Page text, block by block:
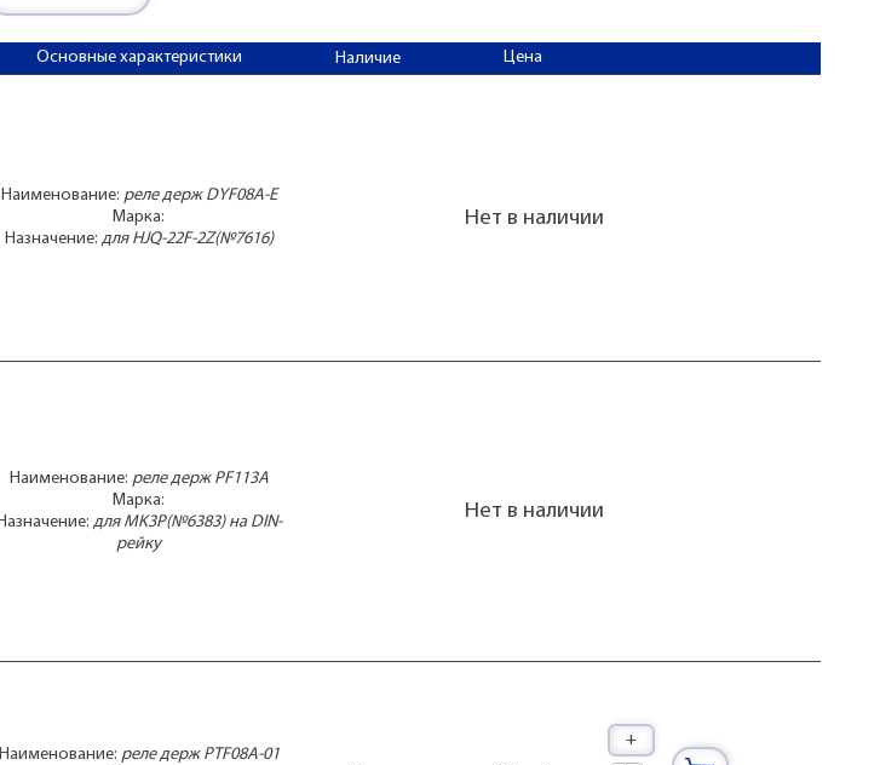
Основные характеристики Наличие Цена
Наименование: реле держ DYF08A-E
Марка:
Назначение: для HJQ-22F-2Z(№7616)
Нет в наличии
Наименование: реле держ PF113A
Марка:
Назначение: для MK3P(№6383) на DIN-
рейку
Нет в наличии
Наименование: реле держ PTF08A-01
+